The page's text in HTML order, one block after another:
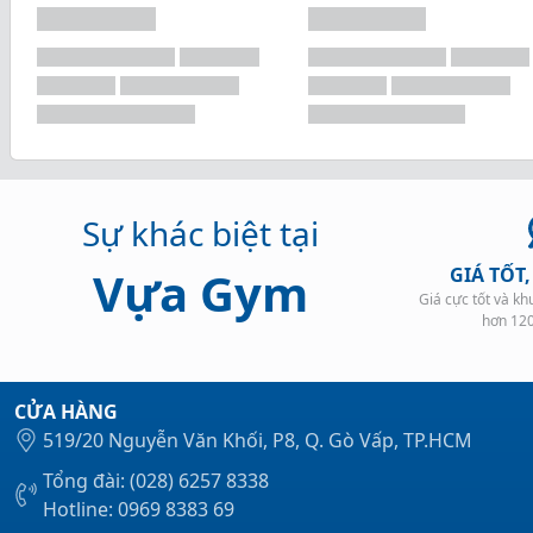
Sự khác biệt tại
Vựa Gym GIÁ
Giá cực tốt và
hơn
CỬA HÀNG
519/20 Nguyễn Văn Khối, P8, Q. Gò Vấp, TP.HCM
Tổng đài: (028) 6257 8338
Hotline: 0969 8383 69